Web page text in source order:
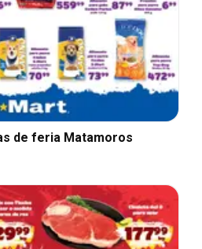
de feria Matamoros